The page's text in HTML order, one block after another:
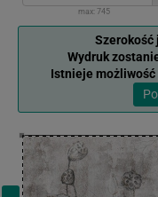
max: 745
Szerokość
Wydruk
Istnieje możliwość